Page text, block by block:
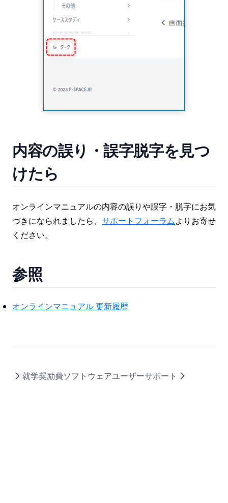
内容の誤り・誤字脱字を見つ
けたら
オンラインマニュアルの内容の誤りや誤字・脱字にお気
づきになられましたら、 サポートフォーラムよりお寄せ
ください。
参照
オンラインマニュアル 更新履歴
就学奨励費ソフトウェアユーザーサポート